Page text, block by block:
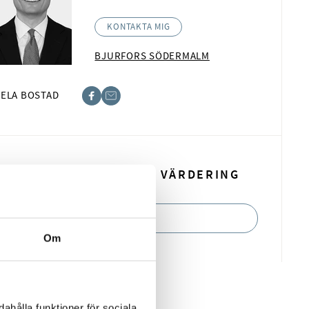
Om
KONTAKTA MIG
BJURFORS SÖDERMALM
BOSTAD
BOKA EN KOSTNADSFRI VÄRDERING
BOKA NU